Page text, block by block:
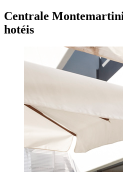
Centrale
hotéis